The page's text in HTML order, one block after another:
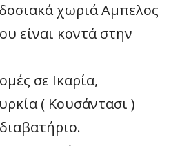
χωριά Αμπελος
είναι κοντά στην
σε Ικαρία,
( Κουσάντασι )